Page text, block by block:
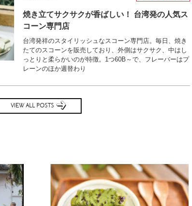
焼き立てサクサクが香ばしい！ 台湾発の人気ス
コーン専門店
台湾発祥のスタイリッシュなスコーン専門店。毎日、焼き
たてのスコーンを販売しており、外側はサクサク、中はし
っとりと柔らかいのが特徴。1つ60B～で、フレーバーはプ
レーンのほか週替わり
VIEW ALL POSTS